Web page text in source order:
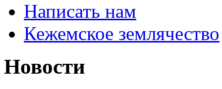
Написать нам
Кежемское землячество
Новости